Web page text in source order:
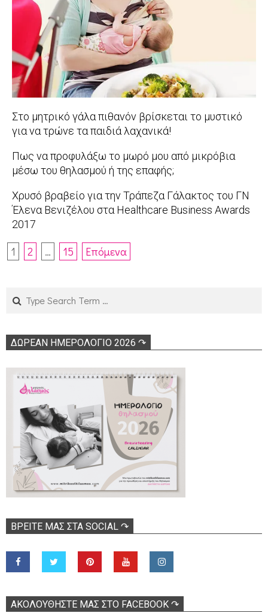
Στο μητρικό γάλα πιθανόν βρίσκεται το μυστικό
για να τρώνε τα παιδιά λαχανικά!
09-
Πως να προφυλάξω το μωρό μου από μικρόβια
μέσω του θηλασμού ή της επαφής;
09-
26
Χρυσό βραβείο για την Τράπεζα Γάλακτος του ΓΝ
Έλενα Βενιζέλου στα Healthcare Business Awards
2017
2017-
09-
Πλοήγηση
άρθρων
1 2 … 15 Επόμενα
Search
ΔΩΡΕΑΝ ΗΜΕΡΟΛΟΓΙΟ 2026 ↷
ΒΡΕΊΤΕ ΜΑΣ ΣΤΑ SOCIAL ↷
ΑΚΟΛOΥΘΉΣΤΕ ΜΑΣ ΣΤΟ FACEBOOK ↷